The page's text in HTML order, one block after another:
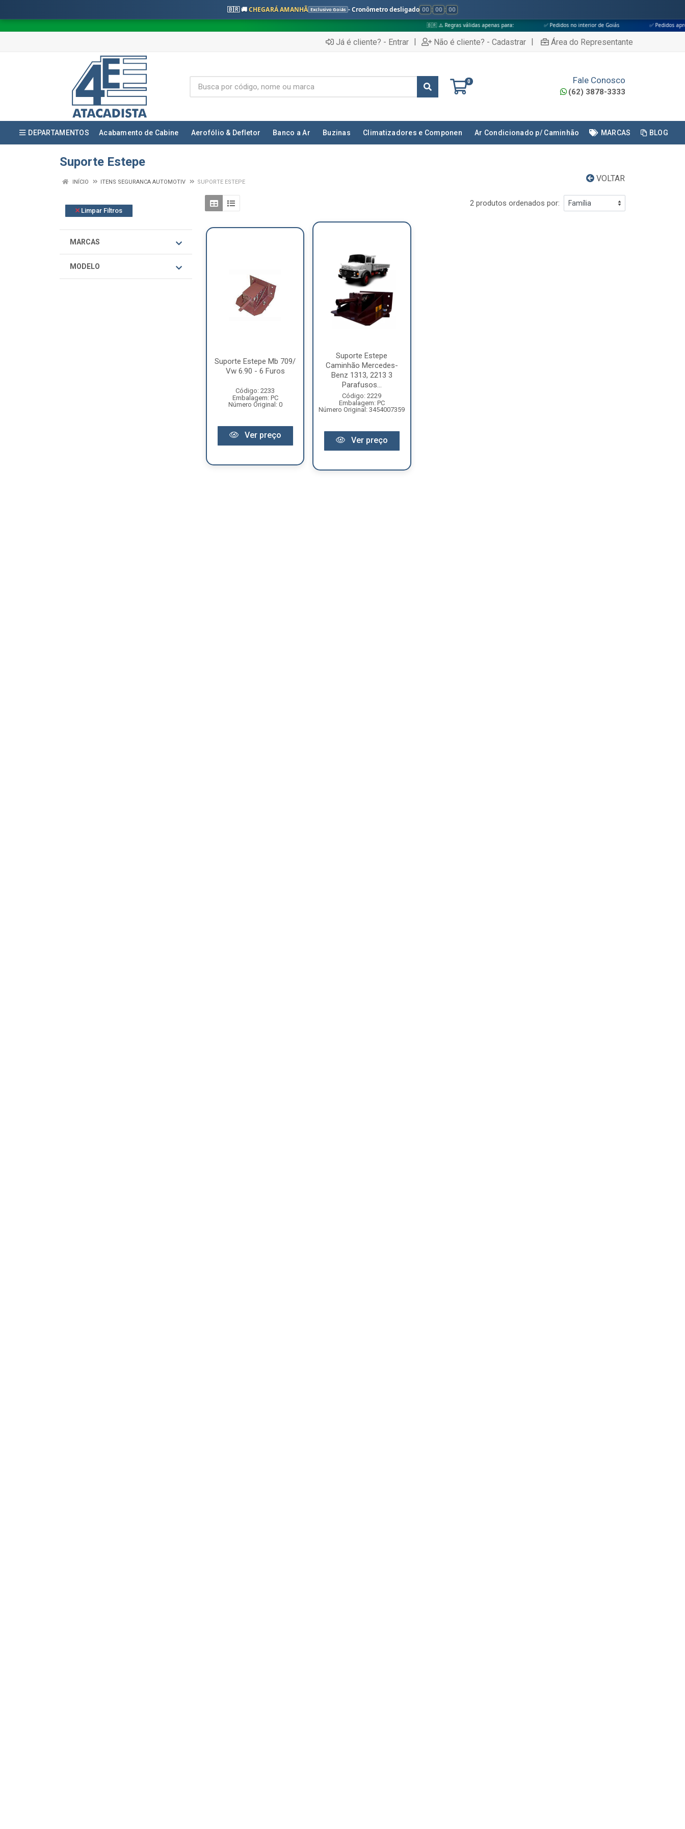
🇧🇷 🚚CHEGARÁ AMANHÃ Exclusivo Goiás - Cronômetro desligado 00 : 00 : 00
🇧🇷 ⚠️ Regras válidas apenas para: ✅ Pedidos no interior de Goiás ✅ Pedidos aprovados até às
Já é cliente? - Entrar | Não é cliente? - Cadastrar | Área do Representante
0 Fale Conosco
(62) 3878-3333
DEPARTAMENTOS Acabamento de Cabine Aerofólio & Defletor Banco a Ar Buzinas Climatizadores e Componen Ar Condicionado p/ Caminhão MARCAS BLOG
Suporte Estepe
VOLTAR
INÍCIO ITENS SEGURANCA AUTOMOTIV SUPORTE ESTEPE
Limpar Filtros
MARCAS
MODELO
2 produtos ordenados por:
Suporte Estepe Mb 709/
Vw 6.90 - 6 Furos
Código: 2233
Embalagem: PC
Número Original: 0
Ver preço
Suporte Estepe
Caminhão Mercedes-
Benz 1313, 2213 3
Parafusos...
Código: 2229
Embalagem: PC
Número Original: 3454007359
Ver preço